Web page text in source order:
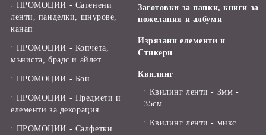
ПРОМОЦИИ - Сатенени
ленти, панделки, шнурове,
канап
ПРОМОЦИИ - Копчета,
мъниста, брадс и айлет
ПРОМОЦИИ - Бои
ПРОМОЦИИ - Предмети и
елементи за декорация
ПРОМОЦИИ - Салфетки
Заготовки за папки, книги за
пожелания и албуми
Изрязани елементи и
Стикери
Квилинг
Квилинг ленти - 3мм -
35см.
Квилинг ленти - микс